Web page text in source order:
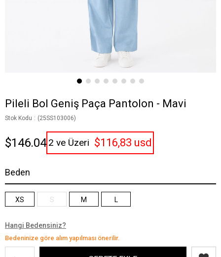
Pileli Bol Geniş Paça Pantolon - Mavi
Stok Kodu (25SS103006)
$146.04 2 ve Üzeri $116,83 usd
Beden
XS S M L
Hangi Bedensiniz?
Bedeninize göre alım yapılması önerilir.